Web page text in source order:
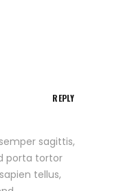
REPLY
sagittis,
porta tortor
tellus,